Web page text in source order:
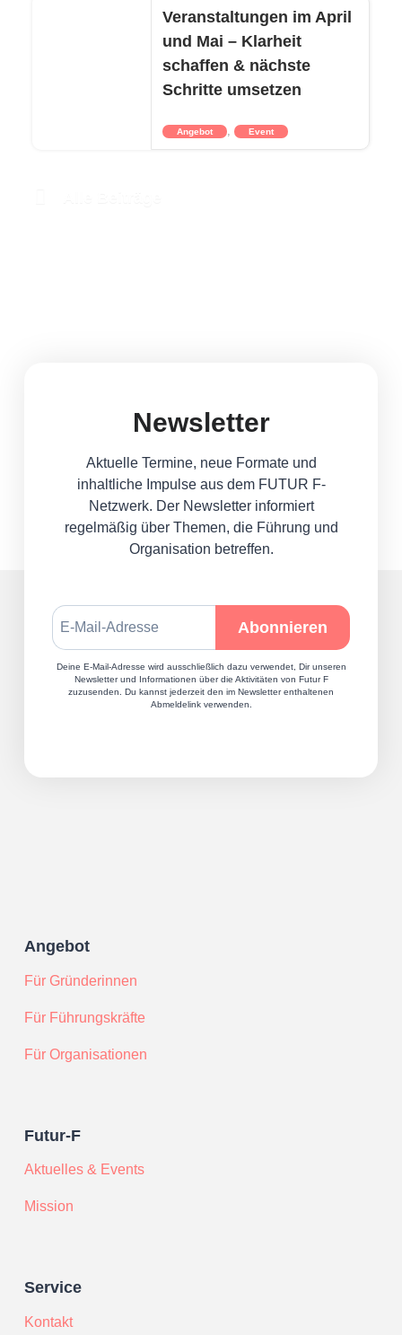
Veranstaltungen im April
und Mai – Klarheit
schaffen & nächste
Schritte umsetzen
Angebot , Event
Newsletter
Aktuelle Termine, neue Formate und
inhaltliche Impulse aus dem FUTUR F-
Netzwerk. Der Newsletter informiert
regelmäßig über Themen, die Führung und
Organisation betreffen.
Deine E-Mail-Adresse wird ausschließlich dazu verwendet, Dir unseren
Newsletter und Informationen über die Aktivitäten von Futur F
zuzusenden. Du kannst jederzeit den im Newsletter enthaltenen
Abmeldelink verwenden.
Angebot
Für Gründerinnen
Für Führungskräfte
Für Organisationen
Futur-F
Aktuelles & Events
Mission
Service
Kontakt